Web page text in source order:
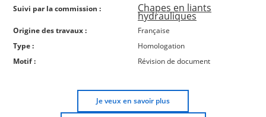
Suivi par la commission : Chapes en liants
hydrauliques
Origine des travaux :
Française
Type :
Homologation
Motif :
Révision de document
Je veux en savoir plus